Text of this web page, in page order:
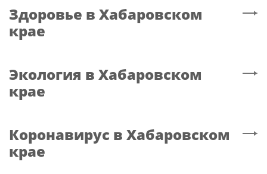
Здоровье в Хабаровском
крае
Экология в Хабаровском
крае
Коронавирус в Хабаровском
крае